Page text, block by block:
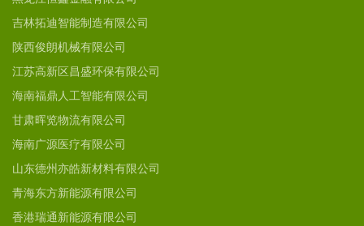
吉林拓迪智能制造有限公司
陕西俊朗机械有限公司
江苏高新区昌盛环保有限公司
海南福鼎人工智能有限公司
甘肃晖览物流有限公司
海南广源医疗有限公司
山东德州亦皓新材料有限公司
青海东方新能源有限公司
香港瑞通新能源有限公司